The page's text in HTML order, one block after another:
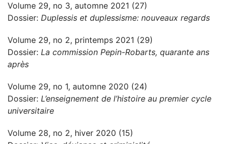
Volume 29, no 3, automne 2021 (27)
Dossier: Duplessis et duplessisme: nouveaux regards
Volume 29, no 2, printemps 2021 (29)
Dossier: La commission Pepin-Robarts, quarante ans
après
Volume 29, no 1, automne 2020 (24)
Dossier: L’enseignement de l’histoire au premier cycle
universitaire
Volume 28, no 2, hiver 2020 (15)